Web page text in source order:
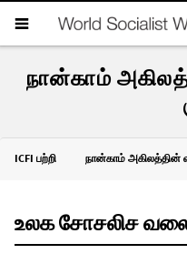
நான்காம்
ICFI பற்றி நான்காம் அகிலத்தின்
உலக சோசலிச